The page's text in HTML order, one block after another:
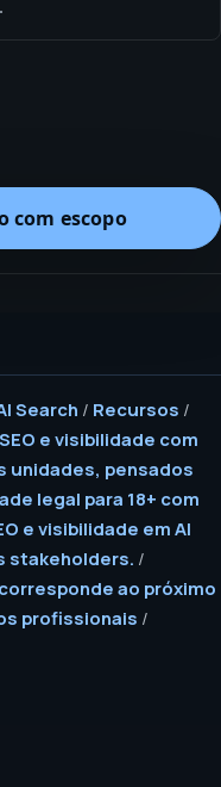
com escopo
Search / Recursos /
e visibilidade com
unidades, pensados
legal para 18+ com
e visibilidade em AI
stakeholders. /
ao próximo
profissionais /